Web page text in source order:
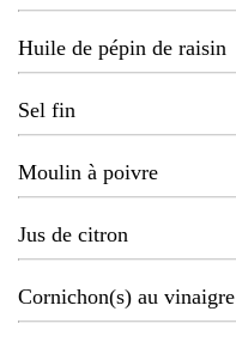
Huile de pépin de raisin
Sel fin
Moulin à poivre
Jus de citron
Cornichon(s) au vinaigre